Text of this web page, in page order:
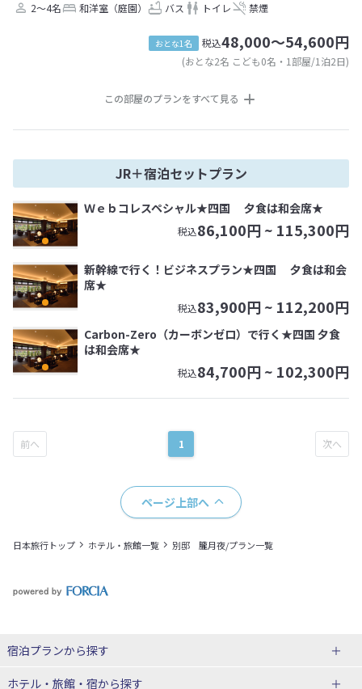
2～4名
和洋室（庭園） バス トイレ 禁煙
おとな1名 税込48,000～54,600円
(おとな2名 こども0名・1部屋/1泊2日)
この部屋のプランをすべて見る
JR＋宿泊セットプラン
Ｗｅｂコレスペシャル★四国 夕食は和会席★
税込86,100円 ~ 115,300円
新幹線で行く！ビジネスプラン★四国 夕食は和会
席★
税込83,900円 ~ 112,200円
Carbon-Zero（カーボンゼロ）で行く★四国 夕食
は和会席★
税込84,700円 ~ 102,300円
1
ページ上部へ
日本旅行トップ ホテル・旅館一覧 別邸 朧月夜/プラン一覧
宿泊プランから探す
北海道
ホテル・旅館・宿から探す